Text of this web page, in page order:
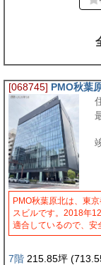
[068745] PMO秋葉
PMO秋葉原北は、東
スビルです。2018年
適合しているので、
7階 215.85坪